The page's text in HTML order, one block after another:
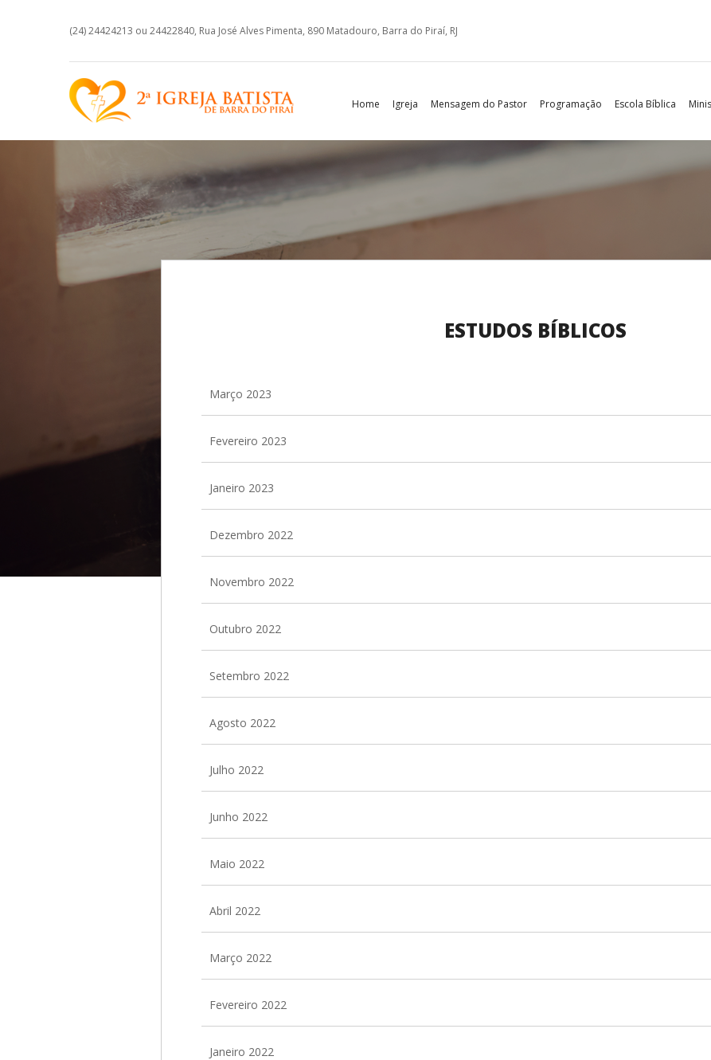
(24) 24424213 ou 24422840, Rua José Alves Pimenta, 890 Matadouro, Barra do Piraí, RJ
Home Igreja Mensagem do Pastor Programação Escola Bíblica
ESTUDOS BÍBLICOS
Março 2023
Fevereiro 2023
Janeiro 2023
Dezembro 2022
Novembro 2022
Outubro 2022
Setembro 2022
Agosto 2022
Julho 2022
Junho 2022
Maio 2022
Abril 2022
Março 2022
Fevereiro 2022
Janeiro 2022